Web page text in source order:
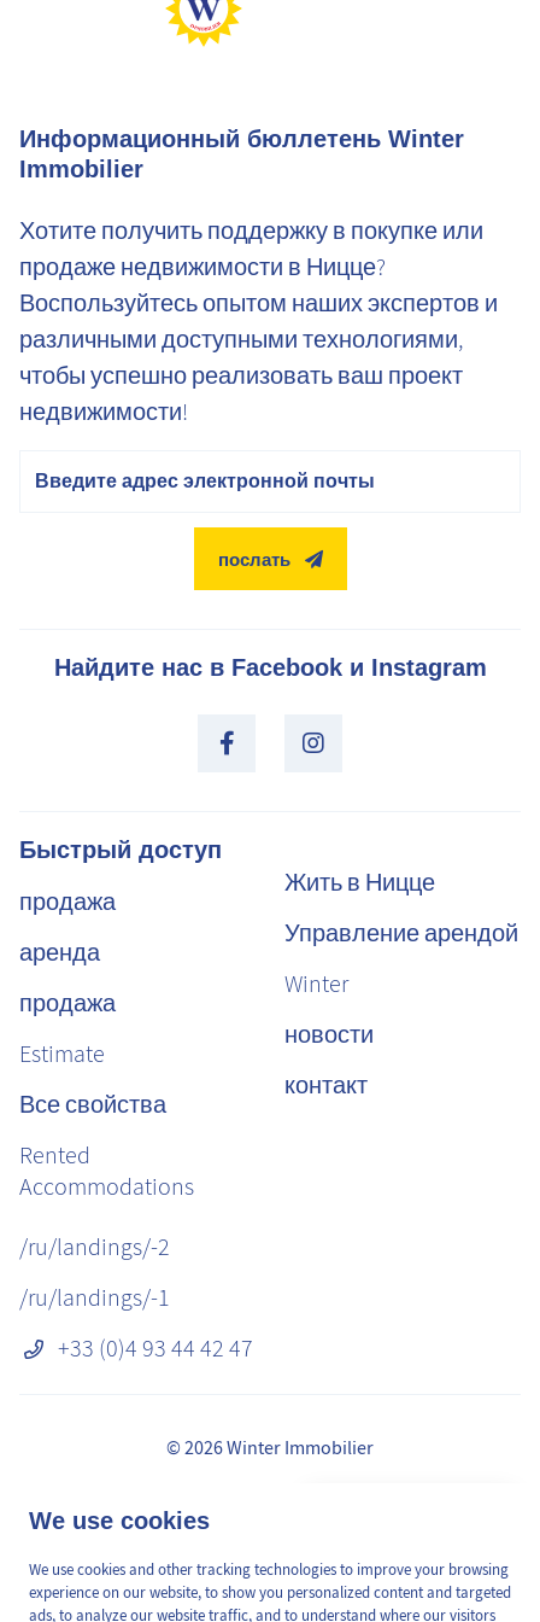
We use cookies
We use cookies and other tracking technologies to improve your browsing
experience on our website, to show you personalized content and targeted
ads, to analyze our website traffic, and to understand where our visitors
Информационный бюллетень Winter
Immobilier
Хотите получить поддержку в покупке или
продаже недвижимости в Ницце?
Воспользуйтесь опытом наших экспертов и
различными доступными технологиями,
чтобы успешно реализовать ваш проект
недвижимости!
послать
Найдите нас в Facebook и Instagram
Быстрый доступ
продажа
аренда
продажа
Estimate
Все свойства
Rented
Accommodations
Жить в Ницце
Управление арендой
Winter
новости
контакт
/ru/landings/-2
/ru/landings/-1
+33 (0)4 93 44 42 47
© 2026 Winter Immobilier
/ru/pages/mediation-de-la-consommation
Карта сайта
valeur de votre bien, en 2
min, gratuitement.